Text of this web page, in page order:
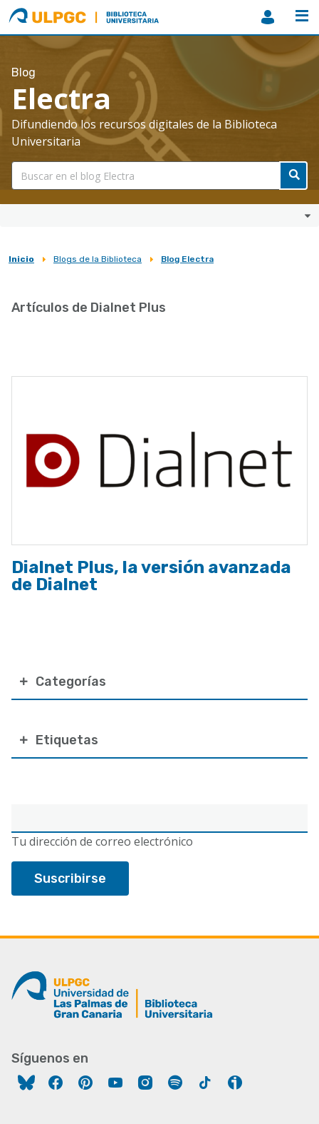
ULPGC
Biblioteca
ULPGC
Blog
Electra
Difundiendo los recursos digitales de la Biblioteca
Universitaria
Sobrescribir
de
la
Inicio Blogs de la Biblioteca Blog Electra
electrónico
Tu dirección de correo electrónico
Categorías
Etiquetas
Artículos de Dialnet Plus
Dialnet Plus, la versión avanzada
de Dialnet
Síguenos en
FacebookPinterestYouTubeInstagram
Spotify Tiktok